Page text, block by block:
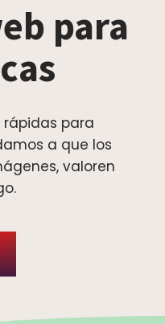
para
rápidas para
a que los
valoren